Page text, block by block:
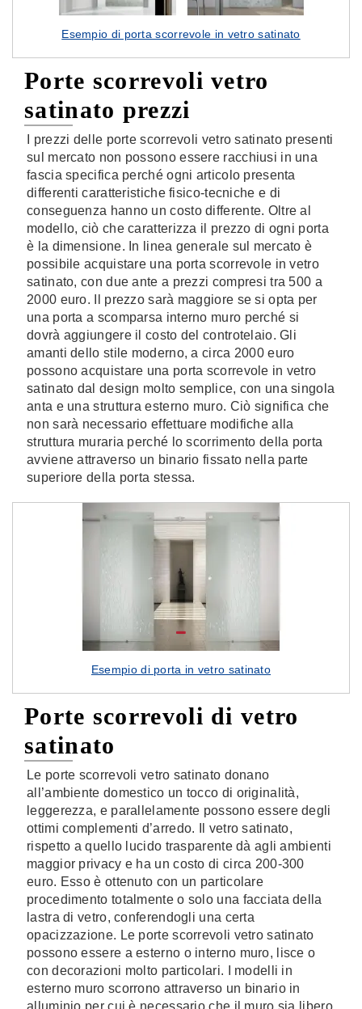
Esempio di porta scorrevole in vetro satinato
Porte scorrevoli vetro
satinato prezzi
I prezzi delle porte scorrevoli vetro satinato presenti
sul mercato non possono essere racchiusi in una
fascia specifica perché ogni articolo presenta
differenti caratteristiche fisico-tecniche e di
conseguenza hanno un costo differente. Oltre al
modello, ciò che caratterizza il prezzo di ogni porta
è la dimensione. In linea generale sul mercato è
possibile acquistare una porta scorrevole in vetro
satinato, con due ante a prezzi compresi tra 500 a
2000 euro. Il prezzo sarà maggiore se si opta per
una porta a scomparsa interno muro perché si
dovrà aggiungere il costo del controtelaio. Gli
amanti dello stile moderno, a circa 2000 euro
possono acquistare una porta scorrevole in vetro
satinato dal design molto semplice, con una singola
anta e una struttura esterno muro. Ciò significa che
non sarà necessario effettuare modifiche alla
struttura muraria perché lo scorrimento della porta
avviene attraverso un binario fissato nella parte
superiore della porta stessa.
Esempio di porta in vetro satinato
Porte scorrevoli di vetro
satinato
Le porte scorrevoli vetro satinato donano
all’ambiente domestico un tocco di originalità,
leggerezza, e parallelamente possono essere degli
ottimi complementi d’arredo. Il vetro satinato,
rispetto a quello lucido trasparente dà agli ambienti
maggior privacy e ha un costo di circa 200-300
euro. Esso è ottenuto con un particolare
procedimento totalmente o solo una facciata della
lastra di vetro, conferendogli una certa
opacizzazione. Le porte scorrevoli vetro satinato
possono essere a esterno o interno muro, lisce o
con decorazioni molto particolari. I modelli in
esterno muro scorrono attraverso un binario in
alluminio per cui è necessario che il muro sia libero